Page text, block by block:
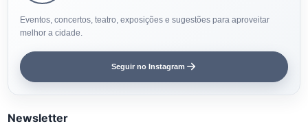
Eventos, concertos, teatro, exposições e sugestões para aproveitar
melhor a cidade.
Seguir no Instagram
Newsletter